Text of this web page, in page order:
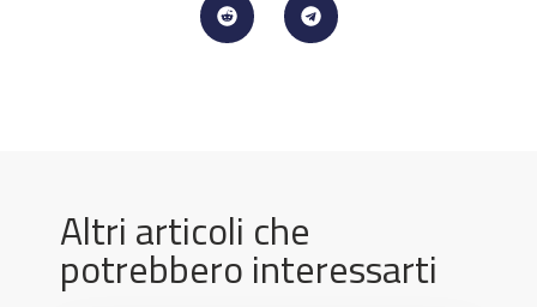
Altri articoli che
potrebbero interessarti